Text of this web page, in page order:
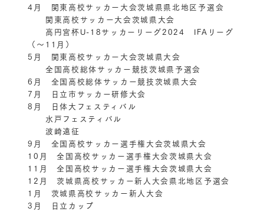
4月 関東高校サッカー大会茨城県県北地区予選会
関東高校サッカー大会茨城県大会
高円宮杯U-18サッカーリーグ2024 IFAリーグ
（～11月）
5月 関東高校サッカー大会茨城県大会
全国高校総体サッカー競技茨城県予選会
6月 全国高校総体サッカー競技茨城県大会
7月 日立市サッカー研修大会
8月 日体大フェスティバル
水戸フェスティバル
波崎遠征
9月 全国高校サッカー選手権大会茨城県大会
10月 全国高校サッカー選手権大会茨城県大会
11月 全国高校サッカー選手権大会茨城県大会
12月 茨城県高校サッカー新人大会県北地区予選会
1月 茨城県高校サッカー新人大会
3月 日立カップ